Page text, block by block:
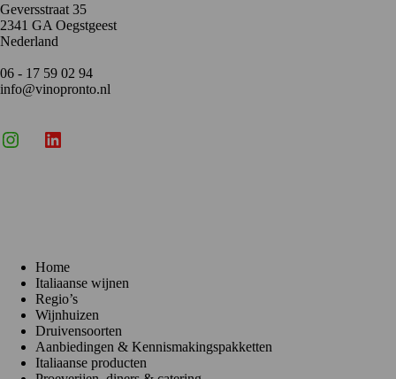
Geversstraat 35
2341 GA Oegstgeest
Nederland
06 - 17 59 02 94
info@vinopronto.nl
InstagramLinkedIn
Home
Italiaanse wijnen
Regio’s
Wijnhuizen
Druivensoorten
Aanbiedingen & Kennismakingspakketten
Italiaanse producten